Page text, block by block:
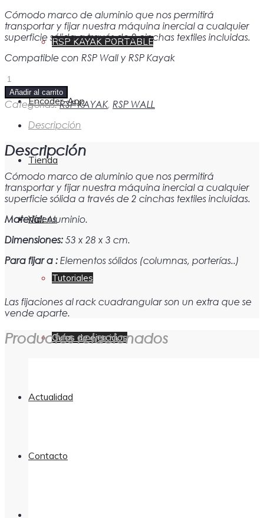
RSP KAYAK PORTABLE
Encoder-App
Tienda
Vídeos
Tutoriales
Guías de ejercicios
Actualidad
Contacto
Cómodo marco de aluminio que nos permitirá
transportar y fijar nuestra máquina inercial a cualquier
superficie sólida a través de 2 cinchas textiles incluidas.
Compatible con RSP Wall y RSP Kayak
Kit
Portabilidad
(RSP
Wall
Kayak)
cantidad
Añadir al carrito
Categorías:RSP KAYAK, RSP WALL
Descripción
Descripción
Cómodo marco de aluminio que nos permitirá
transportar y fijar nuestra máquina inercial a cualquier
superficie sólida a través de 2 cinchas textiles incluidas.
Material:Aluminio.
Dimensiones: 53 x 28 x 3 cm.
Para fijar a : Elementos sólidos (columnas, porterías..)
Las fijaciones al rack cuadrangular son un extra que se
vende aparte.
Productos relacionados